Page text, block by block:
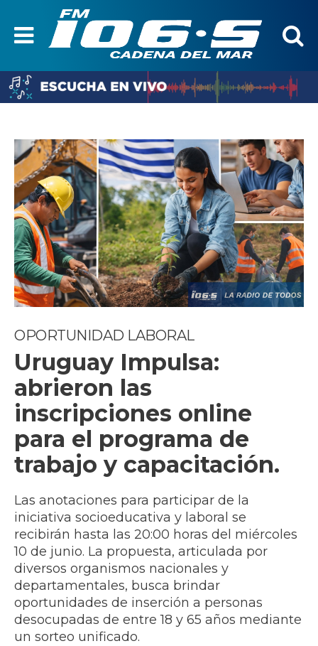
OPORTUNIDAD LABORAL
Uruguay Impulsa:
abrieron las
inscripciones online
para el programa de
trabajo y capacitación.
Las anotaciones para participar de la
iniciativa socioeducativa y laboral se
recibirán hasta las 20:00 horas del miércoles
10 de junio. La propuesta, articulada por
diversos organismos nacionales y
departamentales, busca brindar
oportunidades de inserción a personas
desocupadas de entre 18 y 65 años mediante
un sorteo unificado.